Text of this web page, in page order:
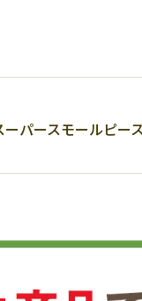
パースモールピー